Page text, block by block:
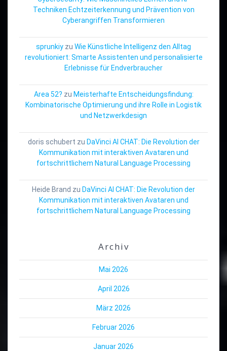
Techniken Echtzeiterkennung und Prävention von
Cyberangriffen Transformieren
sprunkiy zu Wie Künstliche Intelligenz den Alltag
revolutioniert: Smarte Assistenten und personalisierte
Erlebnisse für Endverbraucher
Area 52? zu Meisterhafte Entscheidungsfindung:
Kombinatorische Optimierung und ihre Rolle in Logistik
und Netzwerkdesign
doris schubert zu DaVinci AI CHAT: Die Revolution der
Kommunikation mit interaktiven Avataren und
fortschrittlichem Natural Language Processing
Heide Brand zu DaVinci AI CHAT: Die Revolution der
Kommunikation mit interaktiven Avataren und
fortschrittlichem Natural Language Processing
Archiv
Mai 2026
April 2026
März 2026
Februar 2026
Januar 2026